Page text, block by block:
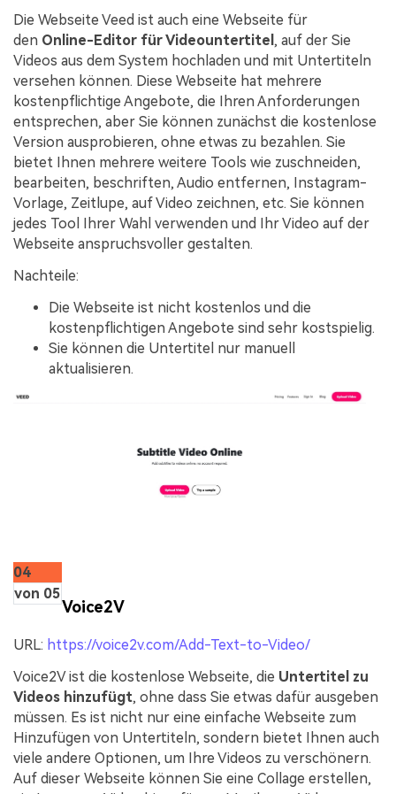
Die Webseite Veed ist auch eine Webseite für
den Online-Editor für Videountertitel , auf der Sie
Videos aus dem System hochladen und mit Untertiteln
versehen können. Diese Webseite hat mehrere
kostenpflichtige Angebote, die Ihren Anforderungen
entsprechen, aber Sie können zunächst die kostenlose
Version ausprobieren, ohne etwas zu bezahlen. Sie
bietet Ihnen mehrere weitere Tools wie zuschneiden,
bearbeiten, beschriften, Audio entfernen, Instagram-
Vorlage, Zeitlupe, auf Video zeichnen, etc. Sie können
jedes Tool Ihrer Wahl verwenden und Ihr Video auf der
Webseite anspruchsvoller gestalten.
Nachteile:
Die Webseite ist nicht kostenlos und die
kostenpflichtigen Angebote sind sehr kostspielig.
Sie können die Untertitel nur manuell
aktualisieren.
04
von 05
Voice2V
URL: https://voice2v.com/Add-Text-to-Video/
Voice2V ist die kostenlose Webseite, die Untertitel zu
Videos hinzufügt, ohne dass Sie etwas dafür ausgeben
müssen. Es ist nicht nur eine einfache Webseite zum
Hinzufügen von Untertiteln, sondern bietet Ihnen auch
viele andere Optionen, um Ihre Videos zu verschönern.
Auf dieser Webseite können Sie eine Collage erstellen,